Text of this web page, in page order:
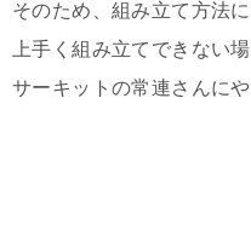
そのため、組み立て方法
上手く組み立てできない
サーキットの常連さんに